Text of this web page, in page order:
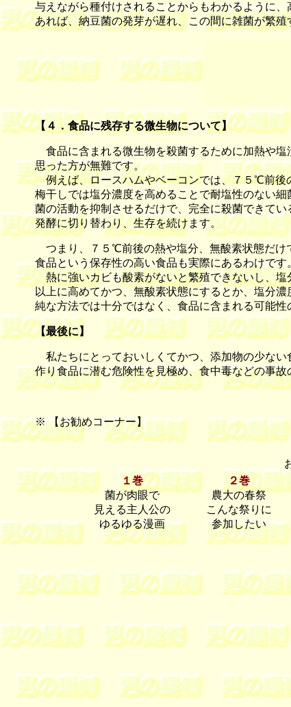
与えながら種付けされることからもわかるように
あれば、納豆菌の発芽が遅れ、この間に雑菌が繁
【４．食品に残存する微生物について】
食品に含まれる微生物を殺菌するために加熱や塩
思った方が無難です。
例えば、ロースハムやベーコンでは、７５℃前後
梅干しでは塩分濃度を高めることで耐塩性のない
菌の活動を抑制させるだけで、完全に殺菌できて
発酵に切り替わり、生存を続けます。
つまり、７５℃前後の熱や塩分、無酸素状態だけ
食品という保存性の高い食品も実際にあるわけで
熱に強いカビも酸素がないと繁殖できないし、塩
以上に高めてかつ、無酸素状態にするとか、塩分
純な方法では十分ではなく、食品に含まれる可能
【最後に】
私たちにとっておいしくてかつ、添加物の少ない
作り食品に潜む危険性を見極め、食中毒などの事
※ 【お勧めコーナー】
１巻
菌が肉眼で
見える主人公の
ゆるゆる漫画
２巻
農大の春祭
こんな祭りに
参加したい